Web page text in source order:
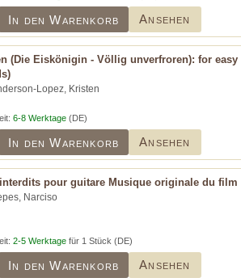
In den Warenkorb Ansehen
(Die Eiskönigin - Völlig unverfroren): for
Lopez, Kristen
6-8 Werktage (DE)
In den Warenkorb Ansehen
pour guitare Musique originale du film
Narciso
2-5 Werktage für 1 Stück (DE)
In den Warenkorb Ansehen